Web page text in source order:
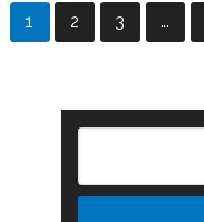
Posts
1 2 3 …